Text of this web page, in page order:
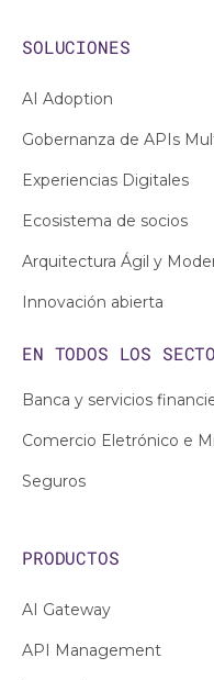
SOLUCIONES
AI Adoption
Gobernanza de APIs
Experiencias Digitales
Ecosistema de socios
Arquitectura Ágil y
Innovación abierta
EN TODOS LOS
Banca y servicios
Comercio Eletrónico e
Seguros
PRODUCTOS
AI Gateway
API Management